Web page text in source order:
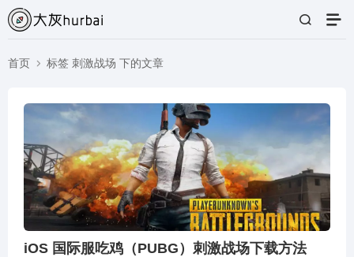
首页 标签 刺激战场 下的文章
iOS 国际服吃鸡（PUBG）刺激战场下载方法